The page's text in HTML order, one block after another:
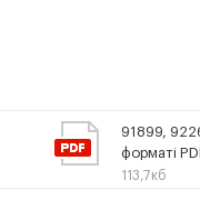
91899,
форматі
113,7кб